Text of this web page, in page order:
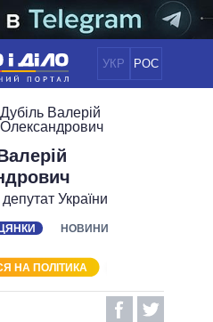
УКР РОС
ПОЛІТИКА
ЕКОНОМІКА
СУСПІЛЬСТВО
СВІТ
Дубіль Валерій
Олександрович
України
НОВИНИ
НА ПОЛІТИКА